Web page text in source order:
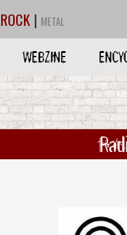
ROCK | METAL
WEBZINE